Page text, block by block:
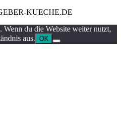
KUECHE.DE
Wenn du die Website weiter nutzt,
aus. OK